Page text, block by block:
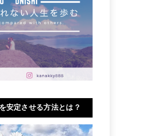
安定させる方法とは？